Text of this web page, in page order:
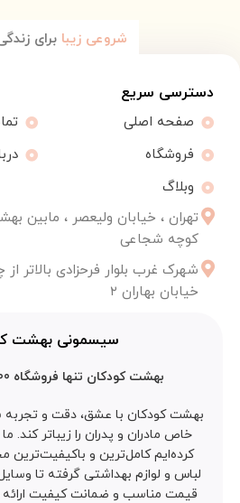
شروعی زیبابرای
دسترسی سریع
صفحه اصلی
فروشگاه
وبلاگ
تهران ، خیابان ولیعصر ، مابین
کوچه شجاعی
شهرک غرب بلوار فرحزادی بالاتر از
خیابان بهاران ۲
سیسمونی بهشت
بهشت کودکان تنها فروشگاه 1000 متری در ایران
بهشت کودکان با عشق، دقت و
خاص مادران و پدران را زیباتر کند.
کرده‌ایم کامل‌ترین و باکیفیت‌ترین
لباس و لوازم بهداشتی گرفته تا وسایل
قیمت مناسب و ضمانت کیفیت